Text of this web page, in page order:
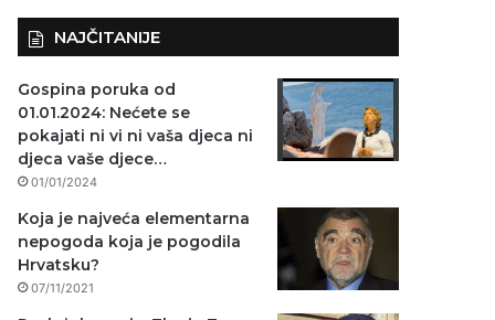
NAJČITANIJE
Gospina poruka od
01.01.2024: Nećete se
pokajati ni vi ni vaša djeca ni
djeca vaše djece…
01/01/2024
Koja je najveća elementarna
nepogoda koja je pogodila
Hrvatsku?
07/11/2021